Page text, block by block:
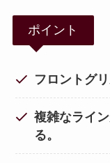
ポイント
フロントグ
複雑なライ
る。